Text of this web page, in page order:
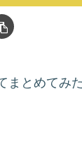
とめてみ